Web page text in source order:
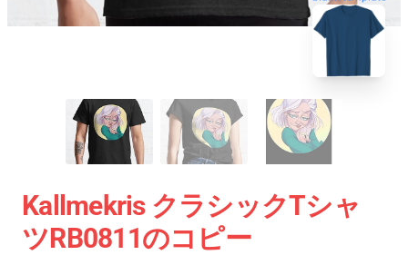
Kallmekris クラシックTシャ
ツRB0811のコピー